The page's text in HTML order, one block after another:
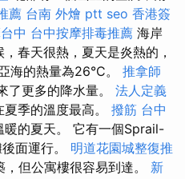
薦 台南 外燴 ptt seo 香港簽
中 台中按摩排毒推薦 海岸
春天很熱，夏天是炎熱的，
海的熱量為26°C。 推拿師
了更多的降水量。 法人定義
季的溫度最高。 撥筋 台中
暖的夏天。 它有一個Sprail-
面運行。 明道花園城整復推
但公寓樓很容易到達。 新